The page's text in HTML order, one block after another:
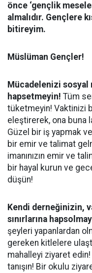
önce ‘gençlik
almalıdır. Gençlere
bitireyim.
Müslüman Gençler!
Mücadelenizi sosyal
hapsetmeyin! Tüm
tüketmeyin! Vaktinizi
eleştirerek, ona buna
Güzel bir iş yapmak
bir emir ve talimat
imanınızın emir ve
bir hayal kurun ve
düşün!
Kendi derneğinizin,
sınırlarına
şeyleri yapanlardan
gereken kitlelere
mahalleyi ziyaret
tanışın! Bir okulu